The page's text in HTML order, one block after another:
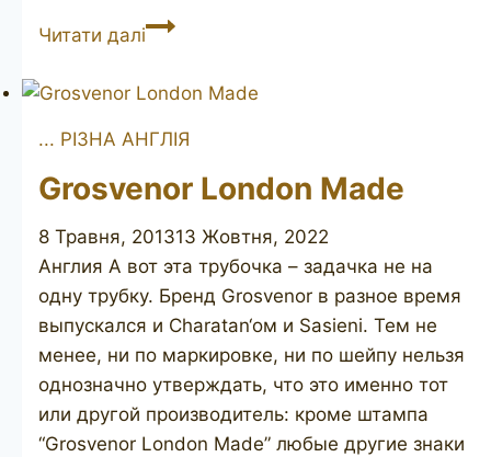
Читати даліParker
London
... РІЗНА АНГЛІЯ
Grosvenor London Made
8 Травня, 201313 Жовтня, 2022
Англия А вот эта трубочка – задачка не на
одну трубку. Бренд Grosvenor в разное время
выпускался и Charatan‘ом и Sasieni. Тем не
менее, ни по маркировке, ни по шейпу нельзя
однозначно утверждать, что это именно тот
или другой производитель: кроме штампа
“Grosvenor London Made” любые другие знаки